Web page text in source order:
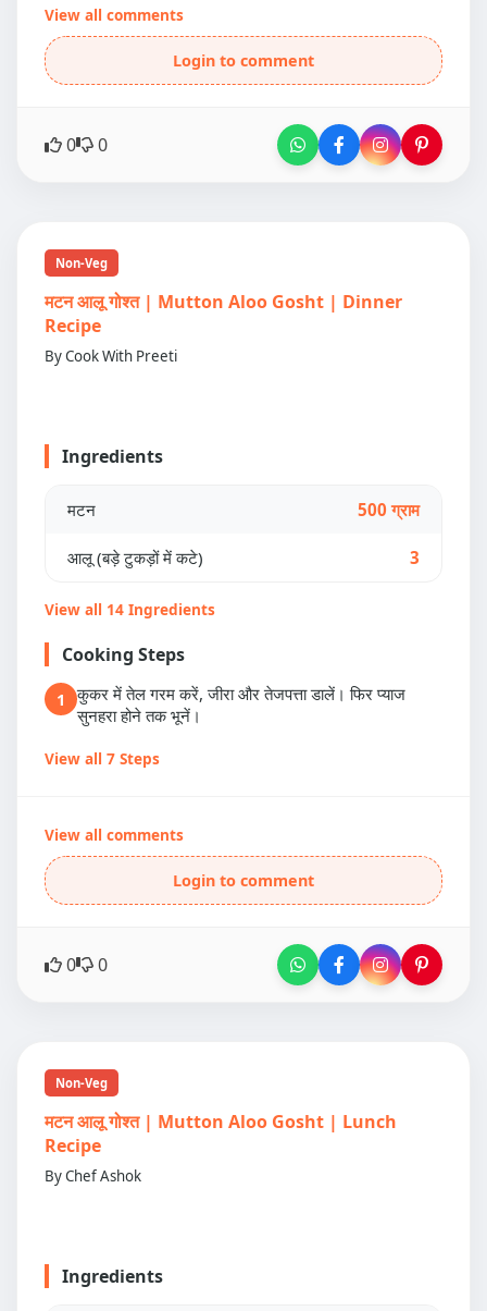
View all comments
Login to comment
0 0
Non-Veg
मटन आलू गोश्त | Mutton Aloo Gosht | Dinner
Recipe
By Cook With Preeti
Ingredients
मटन 500 ग्राम
आलू (बड़े टुकड़ों में कटे) 3
View all 14 Ingredients
Cooking Steps
1
कुकर में तेल गरम करें, जीरा और तेजपत्ता डालें। फिर प्याज
सुनहरा होने तक भूनें।
View all 7 Steps
View all comments
Login to comment
0 0
Non-Veg
मटन आलू गोश्त | Mutton Aloo Gosht | Lunch
Recipe
By Chef Ashok
Ingredients